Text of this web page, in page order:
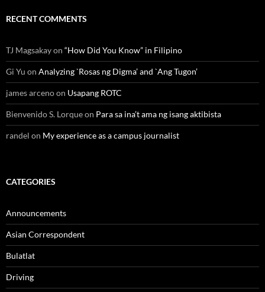
RECENT COMMENTS
TJ Magsakayon “How Did You Know” in Filipino
Gi Yu on Analyzing `Rosas ng Digma’ and `Ang Tugon’
james arcenoon Usapang ROTC
Bienvenido S. Lorqueon Para sa ina’t ama ng isang aktibista
randel on My experience as a campus journalist
CATEGORIES
Announcements
Asian Correspondent
Bulatlat
Driving